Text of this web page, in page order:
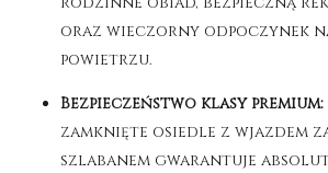
oraz wieczorny odpoczynek
powietrzu.
Bezpieczeństwo klasy premium:
zamknięte osiedle z wjazdem
szlabanem gwarantuje